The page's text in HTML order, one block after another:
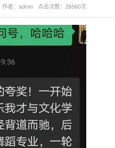
者：admin 点击次数：26560次